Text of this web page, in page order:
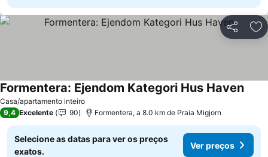
Partilhar
Casa/apartamento inteiro
Formentera: Ejendom Kategori Hus HavenVer
9,4 Excelente 90 Formentera, a 8.0 km de Praia Migjorn
Selecione as datas para ver os preços
exatos.
Ver preços